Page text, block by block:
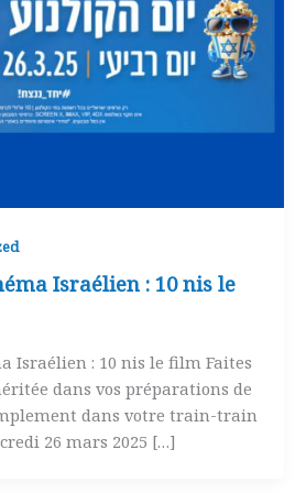
Israélien : 10 nis le
Israélien : 10 nis le film Faites
dans vos préparations de
dans votre train-train
26 mars 2025 […]